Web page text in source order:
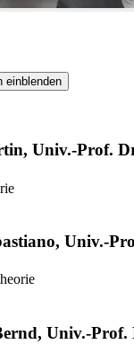
einblenden
Univ.-Prof.
Univ.-
Univ.-Prof.